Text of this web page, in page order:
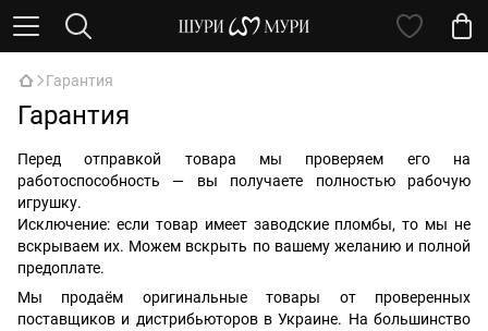
Гарантия
Гарантия
Перед отправкой товара мы проверяем его на
работоспособность — вы получаете полностью рабочую
игрушку.
Исключение: если товар имеет заводские пломбы, то мы не
вскрываем их. Можем вскрыть по вашему желанию и полной
предоплате.
Мы продаём оригинальные товары от проверенных
поставщиков и дистрибьюторов в Украине. На большинство